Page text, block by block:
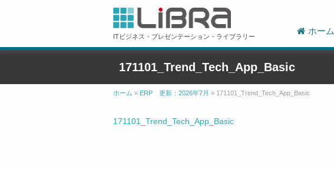
ITビジネス・プレゼンテーション・ライブラリー
ホーム
171101_Trend_Tech_App_Basic
ホーム » ERP 更新：2026年7月 » 171101_Trend_Tech_App_Basic
171101_Trend_Tech_App_Basic